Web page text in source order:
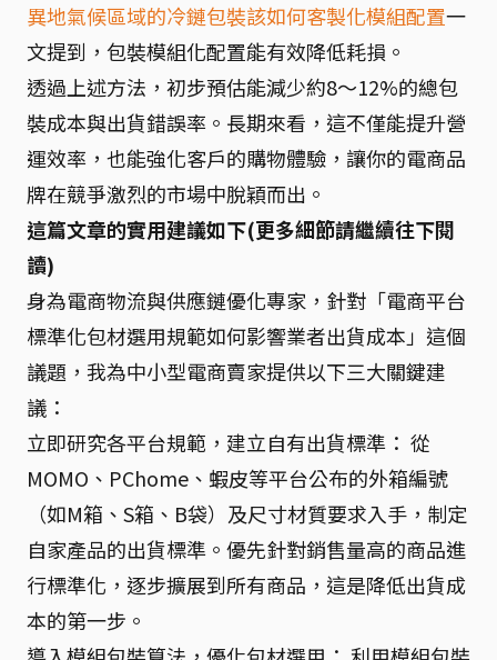
異地氣候區域的冷鏈包裝該如何客製化模組配置一
文提到，包裝模組化配置能有效降低耗損。
透過上述方法，初步預估能減少約8～12%的總包
裝成本與出貨錯誤率。長期來看，這不僅能提升營
運效率，也能強化客戶的購物體驗，讓你的電商品
牌在競爭激烈的市場中脫穎而出。
這篇文章的實用建議如下(更多細節請繼續往下閱
讀)
身為電商物流與供應鏈優化專家，針對「電商平台
標準化包材選用規範如何影響業者出貨成本」這個
議題，我為中小型電商賣家提供以下三大關鍵建
議：
立即研究各平台規範，建立自有出貨標準： 從
MOMO、PChome、蝦皮等平台公布的外箱編號
（如M箱、S箱、B袋）及尺寸材質要求入手，制定
自家產品的出貨標準。優先針對銷售量高的商品進
行標準化，逐步擴展到所有商品，這是降低出貨成
本的第一步。